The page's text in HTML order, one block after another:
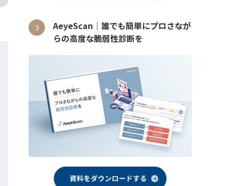
AeyeScan｜誰でも簡単にプロさなが
らの高度な脆弱性診断を